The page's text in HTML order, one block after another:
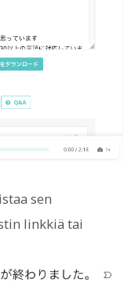
sen
linkkiä tai